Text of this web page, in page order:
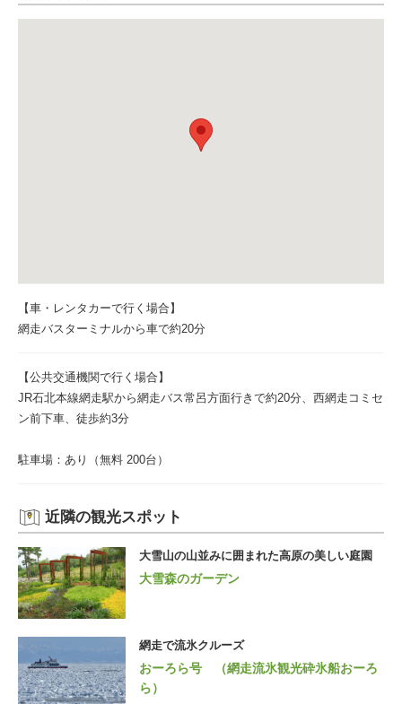
【車・レンタカーで行く場合】
網走バスターミナルから車で約20分
【公共交通機関で行く場合】
JR石北本線網走駅から網走バス常呂方面行きで約20分、西網走コミセ
ン前下車、徒歩約3分
駐車場：あり（無料 200台）
近隣の観光スポット
大雪山の山並みに囲まれた高原の美しい庭園
大雪森のガーデン
網走で流氷クルーズ
おーろら号 （網走流氷観光砕氷船おーろ
ら）